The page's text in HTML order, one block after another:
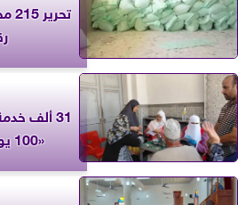
31 ألف
«100 يوم صحة» بكفر الشيخ